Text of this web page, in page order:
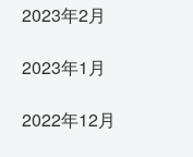
2023年2月
2023年1月
2022年12月